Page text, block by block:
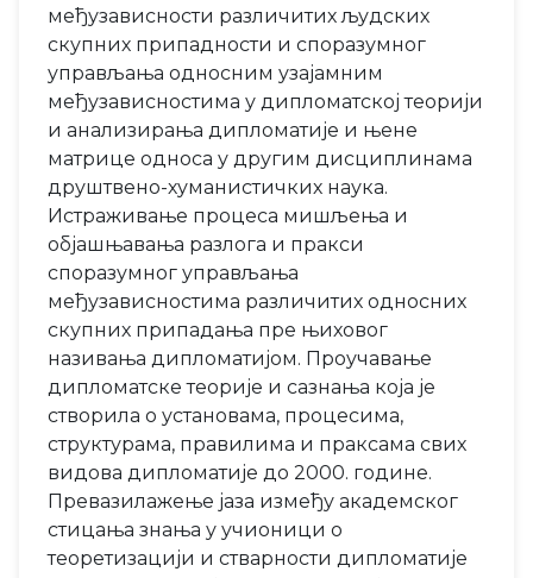
међузависности различитих људских
скупних припадности и споразумног
управљања односним узајамним
међузависностима у дипломатској теорији
и анализирања дипломатије и њене
матрице односа у другим дисциплинама
друштвено-хуманистичких наука.
Истраживање процеса мишљења и
објашњавања разлога и пракси
споразумног управљања
међузависностима различитих односних
скупних припадања пре њиховог
називања дипломатијом. Проучавање
дипломатске теорије и сазнања која је
створила о установама, процесима,
структурама, правилима и праксама свих
видова дипломатије до 2000. године.
Превазилажење јаза између академског
стицања знања у учионици о
теоретизацији и стварности дипломатије